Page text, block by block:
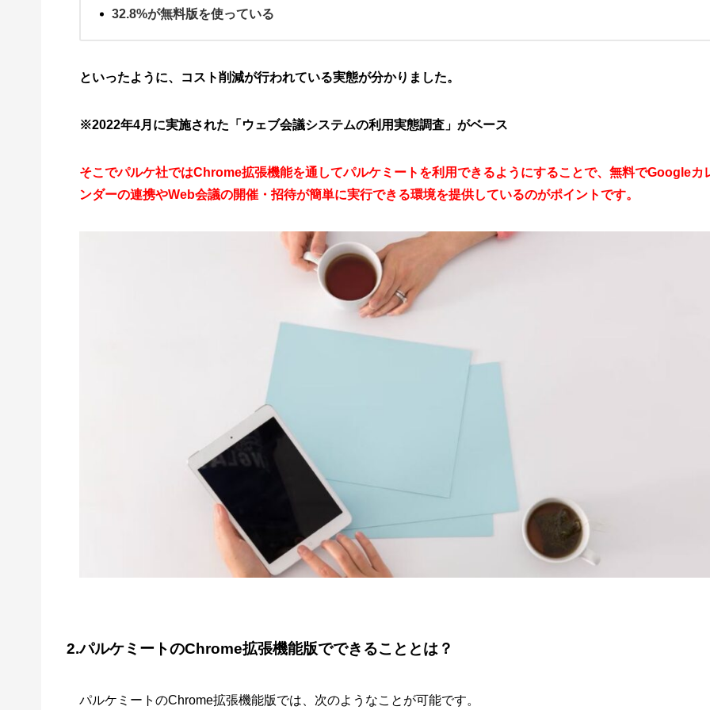
32.8%が無料版を使っている
といったように、コスト削減が行われている実態が分かりました。
※2022年4月に実施された「ウェブ会議システムの利用実態調査」がベース
そこでパルケ社ではChrome拡張機能を通してパルケミートを利用できるようにすることで、無料でGoogleカ
ンダーの連携やWeb会議の開催・招待が簡単に実行できる環境を提供しているのがポイントです。
2.パルケミートのChrome拡張機能版でできることとは？
パルケミートのChrome拡張機能版では、次のようなことが可能です。